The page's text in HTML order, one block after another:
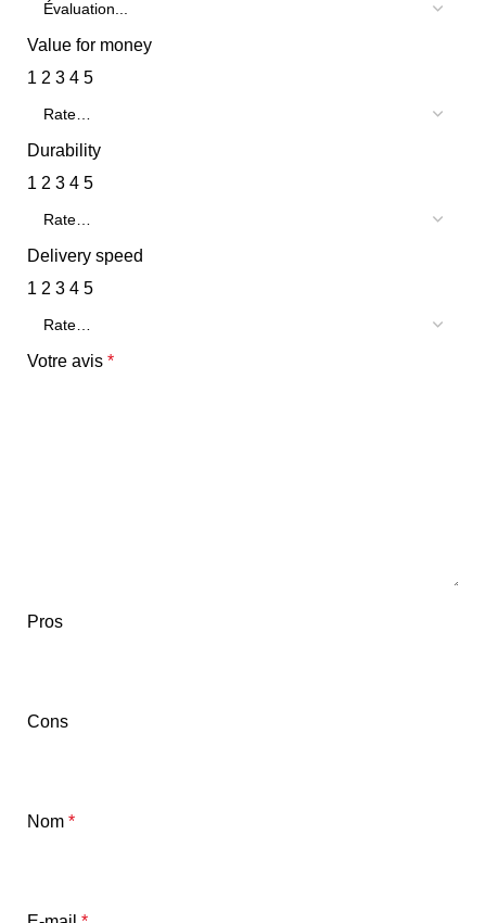
Value for money
1 2 3 4 5
Durability
1 2 3 4 5
Delivery speed
1 2 3 4 5
Votre avis *
Pros
Cons
Nom *